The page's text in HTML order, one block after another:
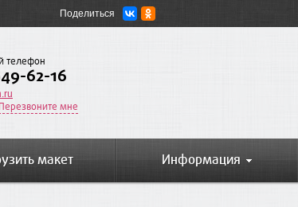
Поделиться
телефон
62-16
Перезвоните мне
макет Информация